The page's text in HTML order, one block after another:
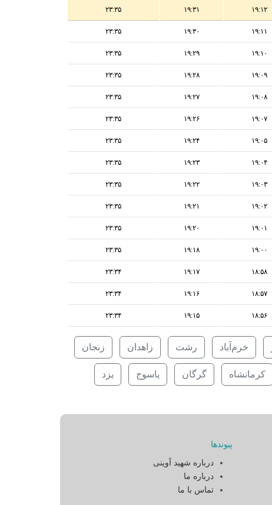
۱۹:۱۲ ۱۹:۳۱ ۲۳:۳۵
۱۹:۱۱ ۱۹:۳۰ ۲۳:۳۵
۱۹:۱۰ ۱۹:۲۹ ۲۳:۳۵
۱۹:۰۹ ۱۹:۲۸ ۲۳:۳۵
۱۹:۰۸ ۱۹:۲۷ ۲۳:۳۵
۱۹:۰۷ ۱۹:۲۶ ۲۳:۳۵
۱۹:۰۵ ۱۹:۲۴ ۲۳:۳۵
۱۹:۰۴ ۱۹:۲۳ ۲۳:۳۵
۱۹:۰۳ ۱۹:۲۲ ۲۳:۳۵
۱۹:۰۲ ۱۹:۲۱ ۲۳:۳۵
۱۹:۰۱ ۱۹:۲۰ ۲۳:۳۵
۱۹:۰۰ ۱۹:۱۸ ۲۳:۳۵
۱۸:۵۸ ۱۹:۱۷ ۲۳:۳۴
۱۸:۵۷ ۱۹:۱۶ ۲۳:۳۴
۱۸:۵۶ ۱۹:۱۵ ۲۳:۳۴
خرم‌آباد رشت زاهدان زنجان
کرمانشاه گرگان یاسوج یزد
پیوندها
درباره شهید آوینی
درباره ما
تماس با ما